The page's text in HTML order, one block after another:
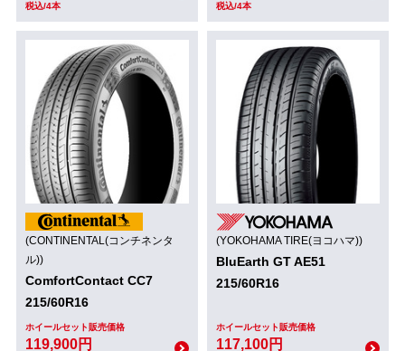
税込/4本 税込/4本
(CONTINENTAL(コンチネンタ
ル))
ComfortContact CC7
215/60R16
ホイールセット販売価格
119,900円
(YOKOHAMA TIRE(ヨコハマ))
BluEarth GT AE51
215/60R16
ホイールセット販売価格
117,100円